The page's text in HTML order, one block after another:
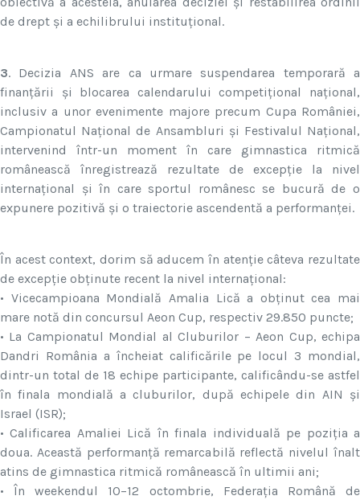
de drept și a echilibrului instituțional.
3. Decizia ANS are ca urmare suspendarea temporară a
finanțării și blocarea calendarului competițional național,
inclusiv a unor evenimente majore precum Cupa României,
Campionatul Național de Ansambluri și Festivalul Național,
intervenind într-un moment în care gimnastica ritmică
românească înregistrează rezultate de excepție la nivel
internațional și în care sportul românesc se bucură de o
expunere pozitivă și o traiectorie ascendentă a performanței.
În acest context, dorim să aducem în atenție câteva rezultate
de excepție obținute recent la nivel internațional:
• Vicecampioana Mondială Amalia Lică a obținut cea mai
mare notă din concursul Aeon Cup, respectiv 29.850 puncte;
• La Campionatul Mondial al Cluburilor – Aeon Cup, echipa
Dandri România a încheiat calificările pe locul 3 mondial,
dintr-un total de 18 echipe participante, calificându-se astfel
în finala mondială a cluburilor, după echipele din AIN și
Israel (ISR);
• Calificarea Amaliei Lică în finala individuală pe poziția a
doua. Această performanță remarcabilă reflectă nivelul înalt
atins de gimnastica ritmică românească în ultimii ani;
• În weekendul 10–12 octombrie, Federația Română de